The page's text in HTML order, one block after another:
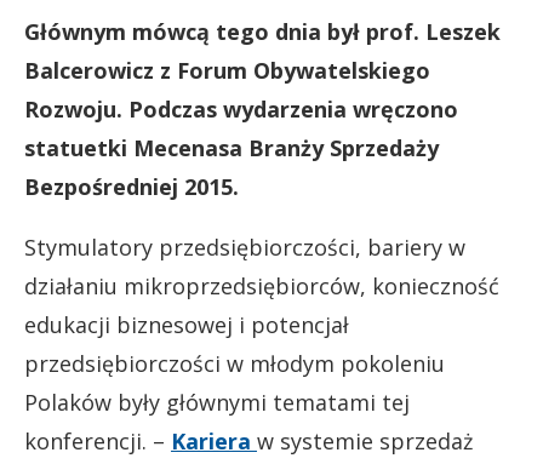
Głównym mówcą tego dnia był prof. Leszek
Balcerowicz z Forum Obywatelskiego
Rozwoju. Podczas wydarzenia wręczono
statuetki Mecenasa Branży Sprzedaży
Bezpośredniej 2015.
Stymulatory przedsiębiorczości, bariery w
działaniu mikroprzedsiębiorców, konieczność
edukacji biznesowej i potencjał
przedsiębiorczości w młodym pokoleniu
Polaków były głównymi tematami tej
konferencji. – Kariera w systemie sprzedaż